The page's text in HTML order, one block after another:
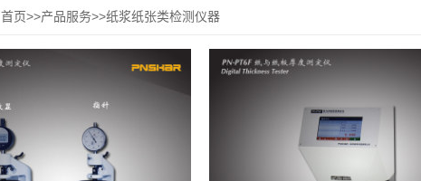
首页>>产品服务>>纸浆纸张类检测仪器